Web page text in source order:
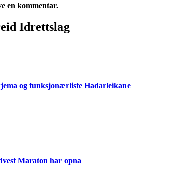
en kommentar.
Idrettslag
og funksjonærliste Hadarleikane
Maraton har opna